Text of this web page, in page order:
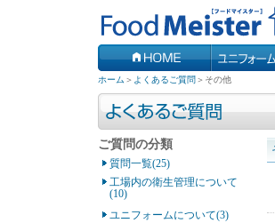
ホーム ＞ よくあるご質問 ＞ その他
ご質問の分類
質問一覧(25)
工場内の衛生管理について
(10)
ユニフォームについて(3)